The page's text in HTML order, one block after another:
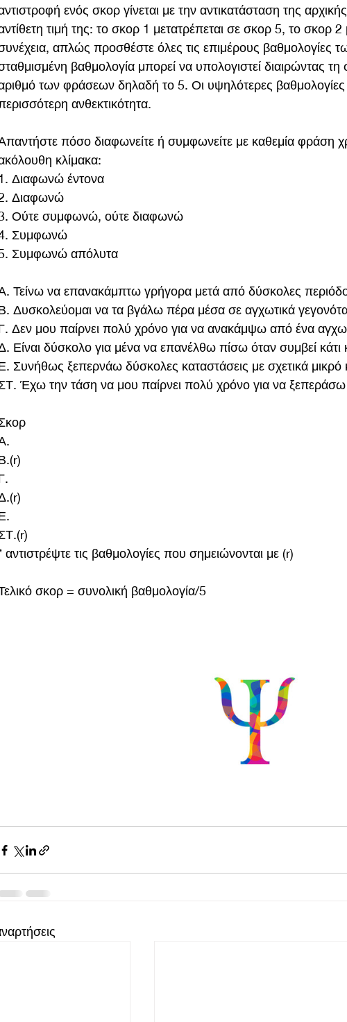
ενός σκορ γίνεται με την αντικατάσταση της
τιμή της: το σκορ 1 μετατρέπεται σε σκορ 5, το σκορ
απλώς προσθέστε όλες τις επιμέρους βαθμολογίες
βαθμολογία μπορεί να υπολογιστεί διαιρώντας
των φράσεων δηλαδή το 5. Οι υψηλότερες βαθμολογίες
ανθεκτικότητα.
πόσο διαφωνείτε ή συμφωνείτε με καθεμία φράση
κλίμακα:
Διαφωνώ έντονα
Διαφωνώ
Ούτε συμφωνώ, ούτε διαφωνώ
Συμφωνώ
Συμφωνώ απόλυτα
Τείνω να επανακάμπτω γρήγορα μετά από δύσκολες
Δυσκολεύομαι να τα βγάλω πέρα μέσα σε αγχωτικά
Δεν μου παίρνει πολύ χρόνο για να ανακάμψω από ένα
Είναι δύσκολο για μένα να επανέλθω πίσω όταν συμβεί κάτι
Συνήθως ξεπερνάω δύσκολες καταστάσεις με σχετικά
Έχω την τάση να μου παίρνει πολύ χρόνο για να ξεπεράσω
αντιστρέψτε τις βαθμολογίες που σημειώνονται με (r)
σκορ = συνολική βαθμολογία/5